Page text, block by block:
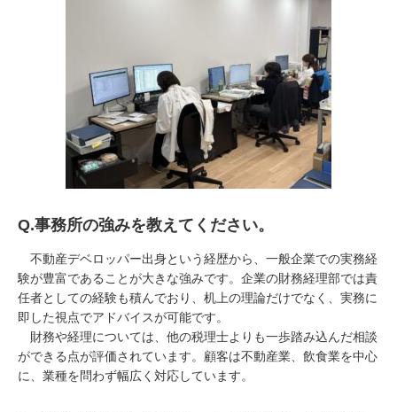
Q.事務所の強みを教えてください。
不動産デベロッパー出身という経歴から、一般企業での実務経
験が豊富であることが大きな強みです。企業の財務経理部では責
任者としての経験も積んでおり、机上の理論だけでなく、実務に
即した視点でアドバイスが可能です。
財務や経理については、他の税理士よりも一歩踏み込んだ相談
ができる点が評価されています。顧客は不動産業、飲食業を中心
に、業種を問わず幅広く対応しています。